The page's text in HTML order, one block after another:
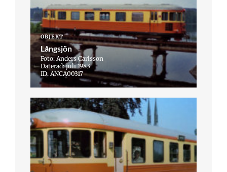
OBJEKT
Långsjön
Foto: Anders Carlsson
Daterad: juli 1983
ID: ANCA00317